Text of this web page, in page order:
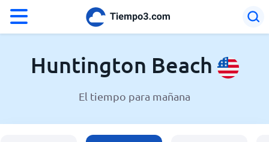
°C
El clima en Huntington Beach
Huntington Beach
El tiempo para mañana